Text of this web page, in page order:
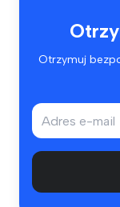
Otrzymuj